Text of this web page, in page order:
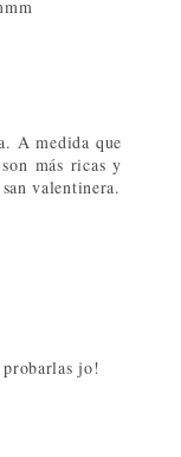
A medida que
más ricas y
valentinera.
probarlas jo!